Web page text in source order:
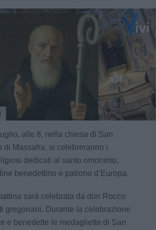
alle 8, nella chiesa di San
di Massafra, si celebreranno i
dedicati al santo omonimo,
benedettino e patrono d’Europa.
sarà celebrata da don Rocco
gregoriani. Durante la celebrazione
e benedette le medagliette di San